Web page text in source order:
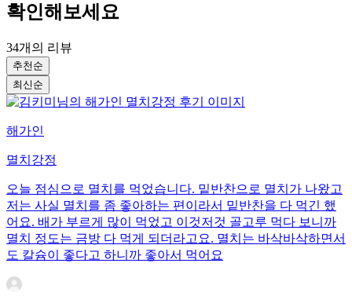
확인해보세요
34개의 리뷰
추천순
최신순
해가인
멸치강정
오늘 점심으로 멸치를 먹었습니다. 밑반찬으로 멸치가 나왔고
저는 사실 멸치를 좀 좋아하는 편이라서 밑반찬을 다 먹긴 했
어요. 배가 부르게 많이 먹었고 이것저것 골고루 먹다 보니까
멸치 정도는 금방 다 먹게 되더라고요. 멸치는 바삭바삭하면서
도 칼슘이 좋다고 하니까 좋아서 먹어요